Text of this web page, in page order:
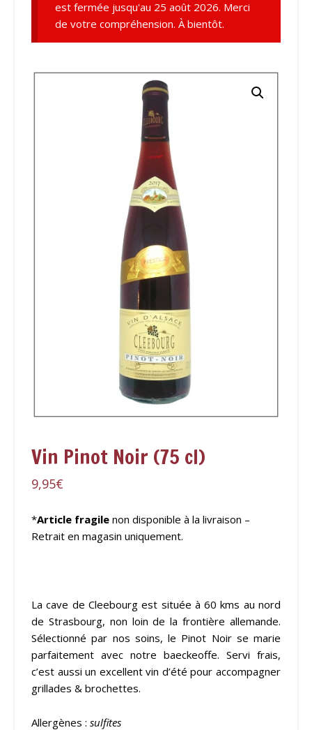
est fermée jusqu'au 25 août 2026. Merci
de votre compréhension. À bientôt.
Vin Pinot Noir (75 cl)
9,95€
*Article fragile non disponible à la livraison –
Retrait en magasin uniquement.
La cave de Cleebourg est située à 60 kms au nord
de Strasbourg, non loin de la frontière allemande.
Sélectionné par nos soins, le Pinot Noir se marie
parfaitement avec notre baeckeoffe. Servi frais,
c’est aussi un excellent vin d’été pour accompagner
grillades & brochettes.
Allergènes : sulfites